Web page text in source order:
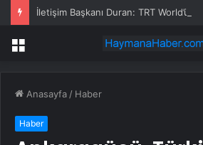
Menü
Anasayfa / Haber
Haber